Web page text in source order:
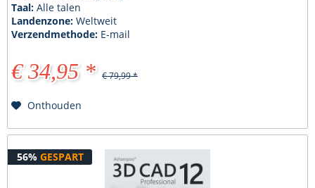
Taal:Alle talen
Landenzone:Weltweit
Verzendmethode: E-mail
€ 34,95 * € 79,99 *
Onthouden
56% GESPART